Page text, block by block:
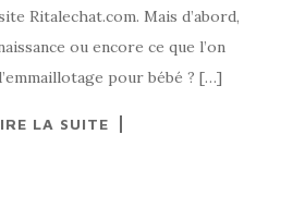
Ritalechat.com. Mais d’abord,
ou encore ce que l’on
pour bébé ? […]
LA SUITE